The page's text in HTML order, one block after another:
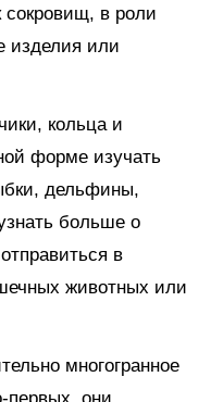
в роли
изделия или
кольца и
форме изучать
дельфины,
больше о
в
животных или
многогранное